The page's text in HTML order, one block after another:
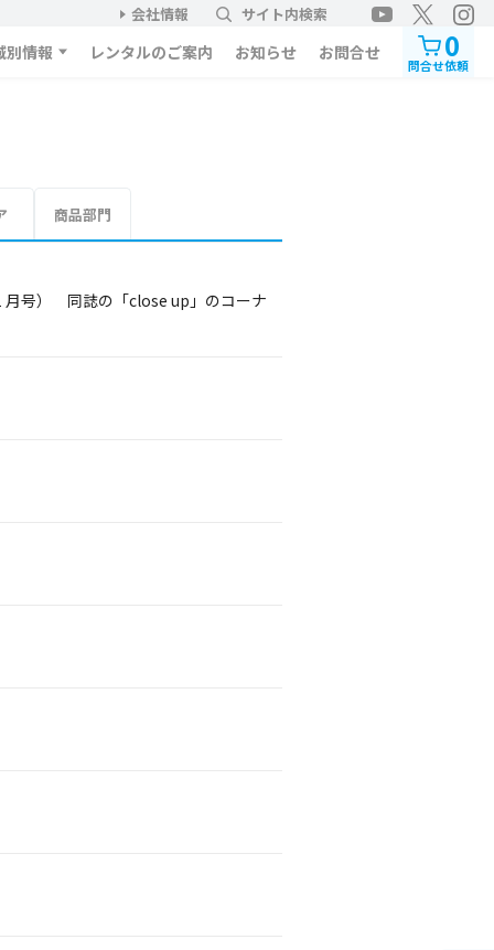
会社情報 サイト内検索
別情報 レンタルのご案内 お知らせ お問合せ 0
問合せ依頼
商品部門
月号） 同誌の「close up」のコーナ